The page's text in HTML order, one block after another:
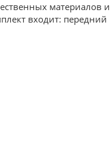
материалов и
входит: передний